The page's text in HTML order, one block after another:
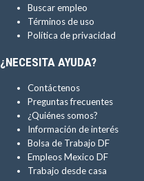
Buscar empleo
Términos de uso
Política de privacidad
¿NECESITA AYUDA?
Contáctenos
Preguntas frecuentes
¿Quiénes somos?
Información de interés
Bolsa de Trabajo DF
Empleos Mexico DF
Trabajo desde casa